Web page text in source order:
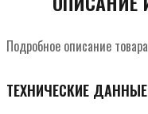
Подробное описание
ТЕХНИЧЕСКИЕ ДАННЫЕ